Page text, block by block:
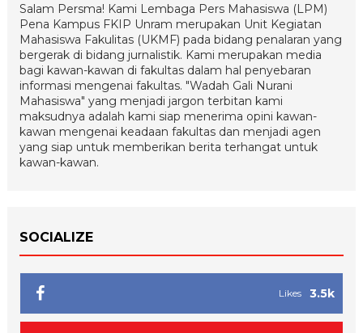
Salam Persma! Kami Lembaga Pers Mahasiswa (LPM)
Pena Kampus FKIP Unram merupakan Unit Kegiatan
Mahasiswa Fakulitas (UKMF) pada bidang penalaran yang
bergerak di bidang jurnalistik. Kami merupakan media
bagi kawan-kawan di fakultas dalam hal penyebaran
informasi mengenai fakultas. "Wadah Gali Nurani
Mahasiswa" yang menjadi jargon terbitan kami
maksudnya adalah kami siap menerima opini kawan-
kawan mengenai keadaan fakultas dan menjadi agen
yang siap untuk memberikan berita terhangat untuk
kawan-kawan.
SOCIALIZE
3.5k
Likes